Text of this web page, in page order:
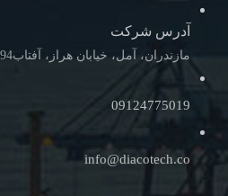
آدرس شرکت
مازندران، آمل، خیابان هراز، آفتاب94
09124775019
info@diacotech.co